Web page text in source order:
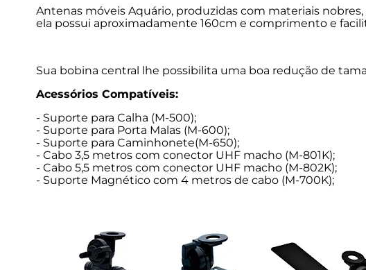
Antenas móveis Aquário, produzidas com materiais
ela possui aproximadamente 160cm e comprimento e
Sua bobina central lhe possibilita uma boa redução de
Acessórios Compatíveis:
- Suporte para Calha (M-500);
- Suporte para Porta Malas (M-600);
- Suporte para Caminhonete(M-650);
- Cabo 3,5 metros com conector UHF macho (M-801K);
- Cabo 5,5 metros com conector UHF macho (M-802K);
- Suporte Magnético com 4 metros de cabo (M-700K);